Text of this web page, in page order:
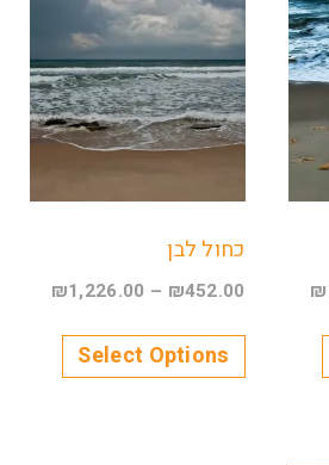
₪
כחול לבן
₪452.00
–
₪1,226.00
Select Options